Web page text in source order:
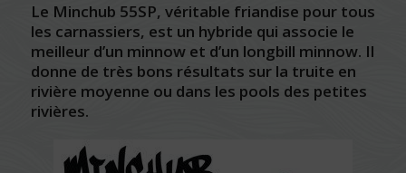
Le Minchub 55SP, véritable friandise pour tous
les carnassiers, est un hybride qui associe le
meilleur d’un minnow et d’un longbill minnow. Il
donne de très bons résultats sur la truite en
rivière moyenne ou dans les pools des petites
rivières.